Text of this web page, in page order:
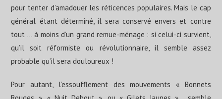
pour tenter d’amadouer les réticences populaires. Mais le cap
général étant déterminé, il sera conservé envers et contre
tout … à moins d’un grand remue-ménage : si celui-ci survient,
qu’il soit réformiste ou révolutionnaire, il semble assez
probable qu’il sera douloureux !
Pour autant, l’essoufflement des mouvements « Bonnets